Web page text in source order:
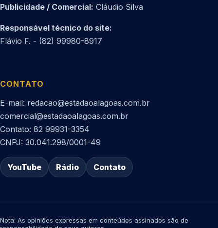
Publicidade / Comercial: Cláudio Silva
Responsável técnico do site:
Flávio F. - (82) 99980-8917
CONTATO
E-mail: redacao@estadaoalagoas.com.br
comercial@estadaoalagoas.com.br
Contato: 82 99931-3354
CNPJ: 30.041.298/0001-49
YouTube Rádio Contato
Nota: As opiniões expressas em conteúdos assinados são de